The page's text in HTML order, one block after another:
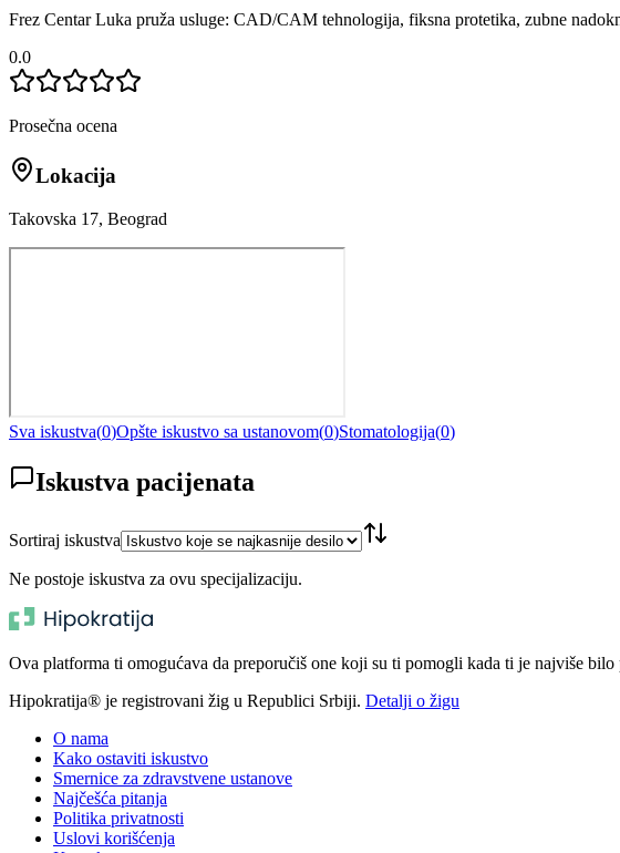
Frez Centar Luka pruža usluge: CAD/CAM tehnologija, fiksna protetika, zubne
0.0
Prosečna ocena
Lokacija
Takovska 17, Beograd
Sva iskustva(0)Opšte iskustvo sa ustanovom(0)Stomatologija(0)
Iskustva pacijenata
Sortiraj iskustva
Ne postoje iskustva za ovu specijalizaciju.
Ova platforma ti omogućava da preporučiš one koji su ti pomogli kada ti je najviše
Hipokratija® je registrovani žig u Republici Srbiji. Detalji o žigu
O nama
Kako ostaviti iskustvo
Smernice za zdravstvene ustanove
Najčešća pitanja
Politika privatnosti
Uslovi korišćenja